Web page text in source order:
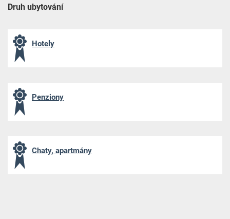
Druh ubytování
Hotely
Penziony
Chaty, apartmány